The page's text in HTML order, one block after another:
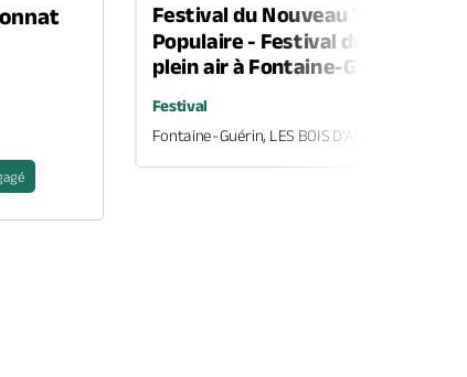
Festival du Nouveau Théâtre
Populaire - Festival de théâtre en
plein air à Fontaine-Guérin
Festival
Fontaine-Guérin, LES BOIS D'ANJOU